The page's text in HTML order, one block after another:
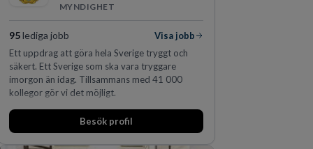
MYNDIGHET
95lediga jobb
Visa jobb
Ett uppdrag att göra hela Sverige tryggt och
säkert. Ett Sverige som ska vara tryggare
imorgon än idag. Tillsammans med 41 000
kollegor gör vi det möjligt.
Besök profil